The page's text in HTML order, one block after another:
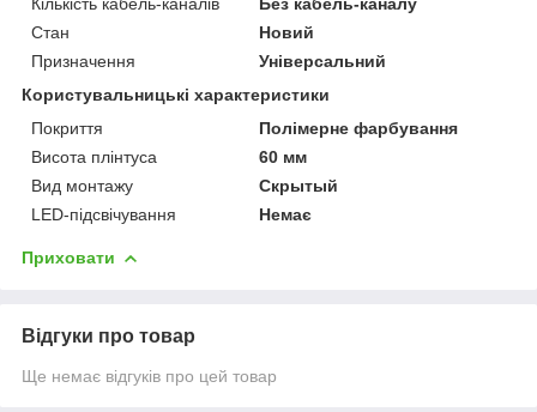
Стан
Новий
Призначення
Універсальний
Користувальницькі характеристики
Покриття
Полімерне фарбування
Висота плінтуса
60 мм
Вид монтажу
Скрытый
LED-підсвічування
Немає
Приховати
Відгуки про товар
Ще немає відгуків про цей товар